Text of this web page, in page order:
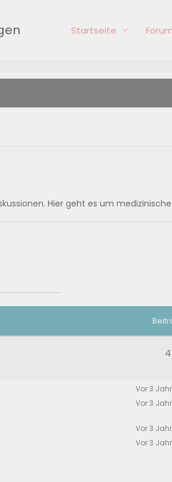
Startseite Forum
Hier geht es um
4
Vor 3
Vor 3
Vor 3
Vor 3